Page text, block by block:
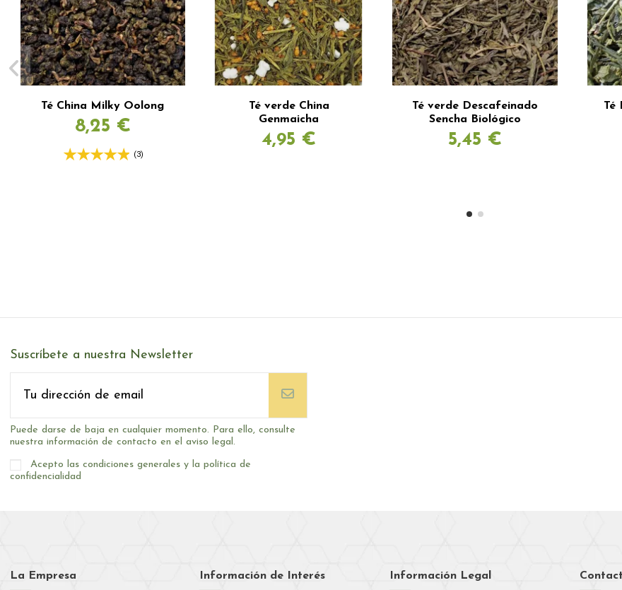
Té China Milky Oolong
8,25 €
(3)
Té verde China
Genmaicha
4,95 €
Té verde Descafeinado
Sencha Biológico
5,45 €
Té
Suscríbete a nuestra Newsletter
Puede darse de baja en cualquier momento. Para ello, consulte
nuestra información de contacto en el aviso legal.
Acepto las condiciones generales y la política de
confidencialidad
La Empresa Información de Interés Información Legal